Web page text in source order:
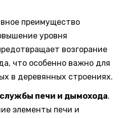
преимущество
уровня
возгорание
что особенно важно для
в деревянных строениях.
печи и дымохода.
элементы печи и